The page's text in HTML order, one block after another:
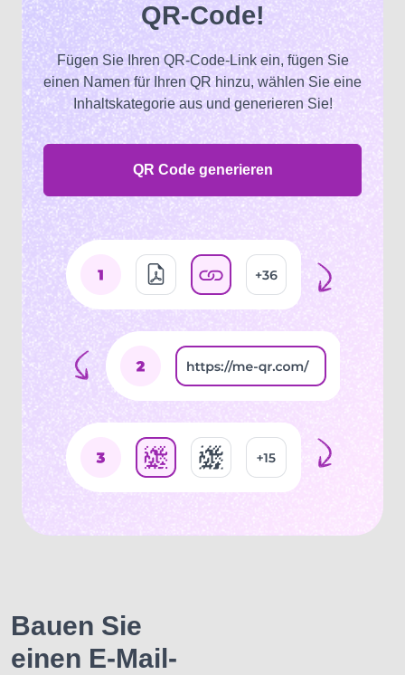
QR-Code!
Fügen Sie Ihren QR-Code-Link ein, fügen Sie
einen Namen für Ihren QR hinzu, wählen Sie eine
Inhaltskategorie aus und generieren Sie!
QR Code generieren
Bauen Sie
einen E-Mail-